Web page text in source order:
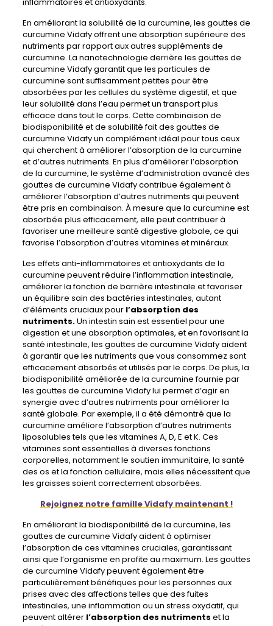
En améliorant la solubilité de la curcumine, les gouttes de
curcumine Vidafy offrent une absorption supérieure des
nutriments par rapport aux autres suppléments de
curcumine. La nanotechnologie derrière les gouttes de
curcumine Vidafy garantit que les particules de
curcumine sont suffisamment petites pour être
absorbées par les cellules du système digestif, et que
leur solubilité dans l’eau permet un transport plus
efficace dans tout le corps. Cette combinaison de
biodisponibilité et de solubilité fait des gouttes de
curcumine Vidafy un complément idéal pour tous ceux
qui cherchent à améliorer l’absorption de la curcumine
et d’autres nutriments. En plus d’améliorer l’absorption
de la curcumine, le système d’administration avancé des
gouttes de curcumine Vidafy contribue également à
améliorer l’absorption d’autres nutriments qui peuvent
être pris en combinaison. À mesure que la curcumine est
absorbée plus efficacement, elle peut contribuer à
favoriser une meilleure santé digestive globale, ce qui
favorise l’absorption d’autres vitamines et minéraux.
Les effets anti-inflammatoires et antioxydants de la
curcumine peuvent réduire l’inflammation intestinale,
améliorer la fonction de barrière intestinale et favoriser
un équilibre sain des bactéries intestinales, autant
d’éléments cruciaux pour l’absorption des
nutriments.Un intestin sain est essentiel pour une
digestion et une absorption optimales, et en favorisant la
santé intestinale, les gouttes de curcumine Vidafy aident
à garantir que les nutriments que vous consommez sont
efficacement absorbés et utilisés par le corps. De plus, la
biodisponibilité améliorée de la curcumine fournie par
les gouttes de curcumine Vidafy lui permet d’agir en
synergie avec d’autres nutriments pour améliorer la
santé globale. Par exemple, il a été démontré que la
curcumine améliore l’absorption d’autres nutriments
liposolubles tels que les vitamines A, D, E et K. Ces
vitamines sont essentielles à diverses fonctions
corporelles, notamment le soutien immunitaire, la santé
des os et la fonction cellulaire, mais elles nécessitent que
les graisses soient correctement absorbées.
Rejoignez notre famille Vidafy maintenant !
En améliorant la biodisponibilité de la curcumine, les
gouttes de curcumine Vidafy aident à optimiser
l’absorption de ces vitamines cruciales, garantissant
ainsi que l’organisme en profite au maximum. Les gouttes
de curcumine Vidafy peuvent également être
particulièrement bénéfiques pour les personnes aux
prises avec des affections telles que des fuites
intestinales, une inflammation ou un stress oxydatif, qui
peuvent altérer l’absorption des nutriments et la